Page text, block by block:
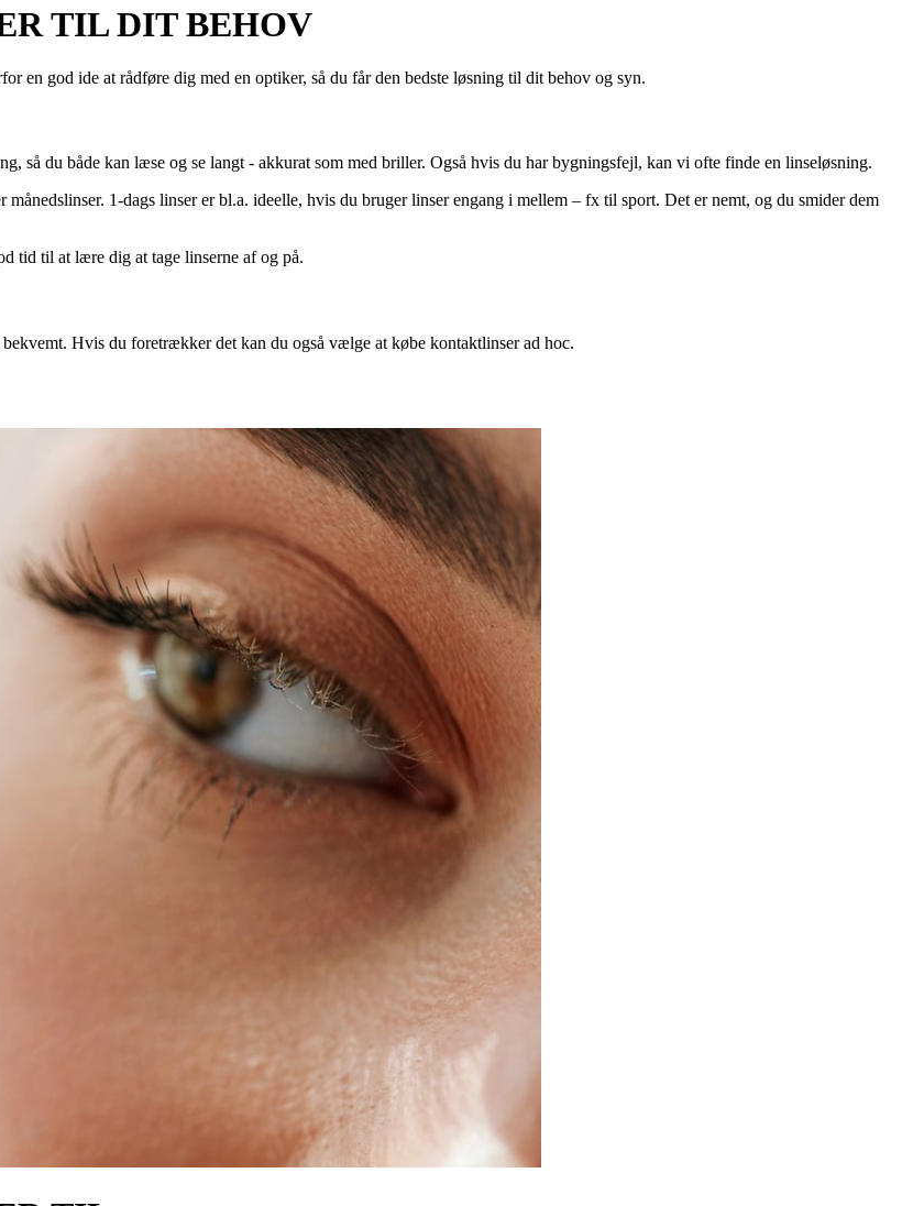
TIL DIT BEHOV
en god ide at rådføre dig med en optiker, så du får den bedste løsning til dit behov og syn.
så du både kan læse og se langt - akkurat som med briller. Også hvis du har bygningsfejl, kan vi ofte finde en linseløsning.
1-dags linser er bl.a. ideelle, hvis du bruger linser engang i mellem – fx til sport. Det er nemt, og du smider dem
tid til at lære dig at tage linserne af og på.
Hvis du foretrækker det kan du også vælge at købe kontaktlinser ad hoc.